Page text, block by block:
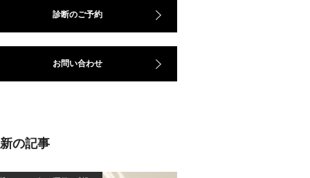
診断のご予約
お問い合わせ
の記事